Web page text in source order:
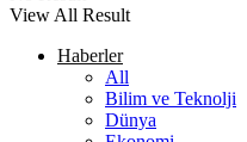
View All Result
Haberler
All
Bilim ve Teknolji
Dünya